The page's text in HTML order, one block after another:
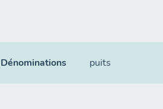
Dénominations puits